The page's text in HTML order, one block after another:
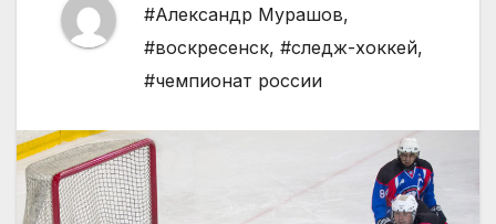
#Александр Мурашов,
#воскресенск, #следж-хоккей,
#чемпионат россии